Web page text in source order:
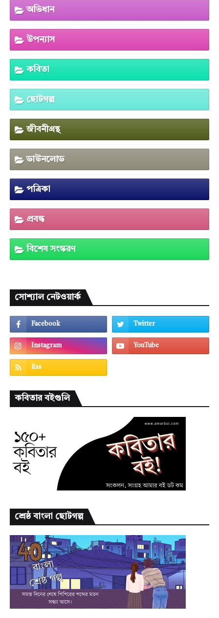
অভিধান
উপন্যাস
কবিতা
ছোটগল্প
জীবনীগ্রন্থ
ডাউনলোড
পত্রিকা
প্রবন্ধ
বিশেষ সংস্করণ
সোশ্যাল নেটওয়ার্ক
কবিতার বইগুলি
শ্রেষ্ঠ বাংলা ছোটগল্প